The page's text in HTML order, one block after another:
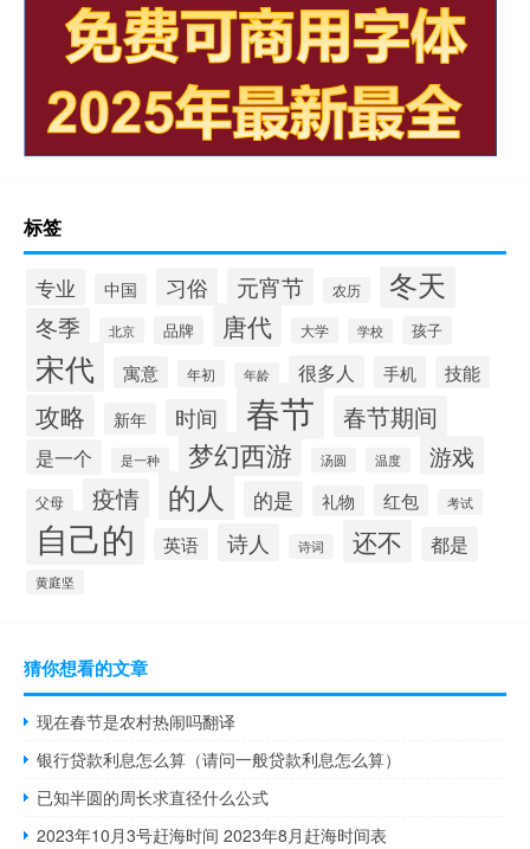
标签
专业 中国 习俗 元宵节 农历 冬天
冬季 北京 品牌 唐代 大学 学校 孩子
宋代 寓意 年初 年龄 很多人 手机 技能
攻略 新年 时间 春节 春节期间
是一个 是一种 梦幻西游 汤圆 温度 游戏
父母 疫情 的人 的是 礼物 红包 考试
自己的 英语 诗人 诗词 还不 都是
黄庭坚
猜你想看的文章
现在春节是农村热闹吗翻译
银行贷款利息怎么算（请问一般贷款利息怎么算）
已知半圆的周长求直径什么公式
2023年10月3号赶海时间 2023年8月赶海时间表